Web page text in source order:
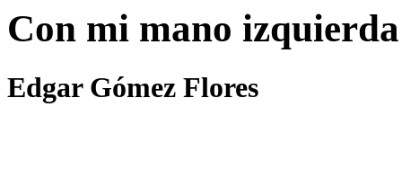
Con mi mano
Edgar Gómez Flores